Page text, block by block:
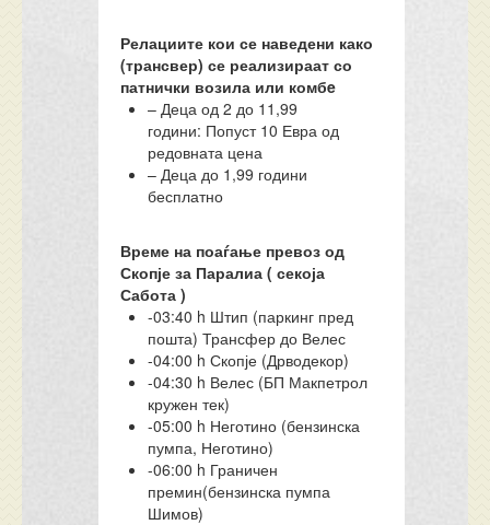
Релациите кои се наведени како
(трансвер) се реализираат со
патнички возила или комбe
– Деца од 2 до 11,99
години: Попуст 10 Евра од
редовната цена
– Деца до 1,99 години
бесплатно
Време на поаѓање превоз од
Скопје за Паралиа ( секоја
Сабота )
-03:40 h Штип (паркинг пред
пошта) Трансфер до Велес
-04:00 h Скопје (Дрводекор)
-04:30 h Велес (БП Макпетрол
кружен тек)
-05:00 h Неготино (бензинска
пумпа, Неготино)
-06:00 h Граничен
премин(бензинска пумпа
Шимов)